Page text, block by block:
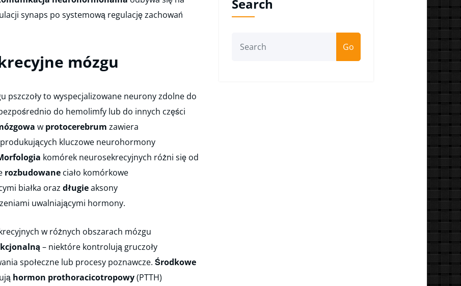
synaps po systemową regulację zachowań
mózgu
pszczoły to wyspecjalizowane neurony zdolne do
do hemolimfy lub do innych części
w protocerebrum zawiera
kluczowe neurohormony
komórek neurosekrecyjnych różni się od
rozbudowaneciało komórkowe
białka oraz długieaksony
uwalniającymi hormony.
w różnych obszarach mózgu
– niektóre kontrolują gruczoły
społeczne lub procesy poznawcze. Środkowe
hormon prothoracicotropowy(PTTH)
Search
Go